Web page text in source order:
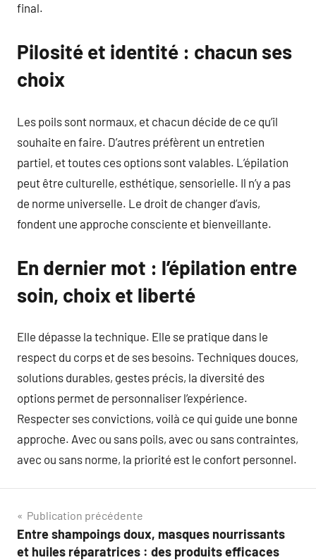
final.
Pilosité et identité : chacun ses
choix
Les poils sont normaux, et chacun décide de ce qu’il
souhaite en faire. D’autres préfèrent un entretien
partiel, et toutes ces options sont valables. L’épilation
peut être culturelle, esthétique, sensorielle. Il n’y a pas
de norme universelle. Le droit de changer d’avis,
fondent une approche consciente et bienveillante.
En dernier mot : l’épilation entre
soin, choix et liberté
Elle dépasse la technique. Elle se pratique dans le
respect du corps et de ses besoins. Techniques douces,
solutions durables, gestes précis, la diversité des
options permet de personnaliser l’expérience.
Respecter ses convictions, voilà ce qui guide une bonne
approche. Avec ou sans poils, avec ou sans contraintes,
avec ou sans norme, la priorité est le confort personnel.
Navigation
de
Publication précédente
Entre shampoings doux, masques nourrissants
et huiles réparatrices : des produits efficaces